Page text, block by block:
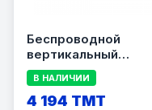
Беспроводной
вертикальный
пылесос TEFAL Air
Force 360 Light
TY5510
В НАЛИЧИИ
4 194 TMT